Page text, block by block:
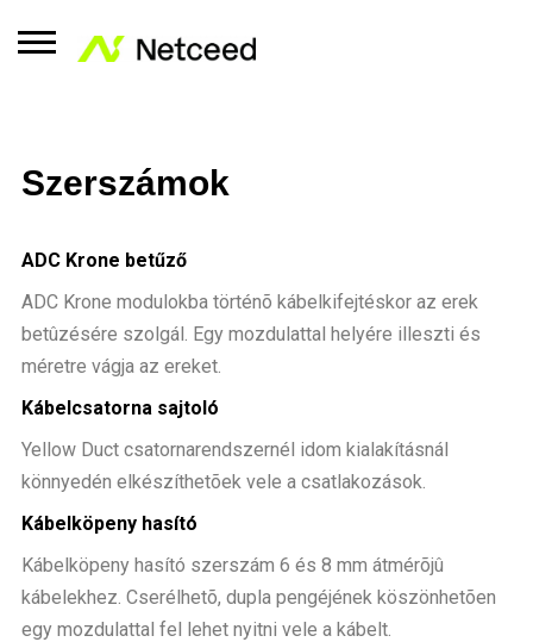
Szerszámok
ADC Krone betűző
ADC Krone modulokba történõ kábelkifejtéskor az erek
betûzésére szolgál. Egy mozdulattal helyére illeszti és
méretre vágja az ereket.
Kábelcsatorna sajtoló
Yellow Duct csatornarendszernél idom kialakításnál
könnyedén elkészíthetõek vele a csatlakozások.
Kábelköpeny hasító
Kábelköpeny hasító szerszám 6 és 8 mm átmérõjû
kábelekhez. Cserélhetõ, dupla pengéjének köszönhetõen
egy mozdulattal fel lehet nyitni vele a kábelt.